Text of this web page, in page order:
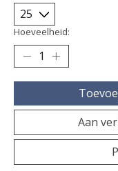
Hoeveelheid:
Aan